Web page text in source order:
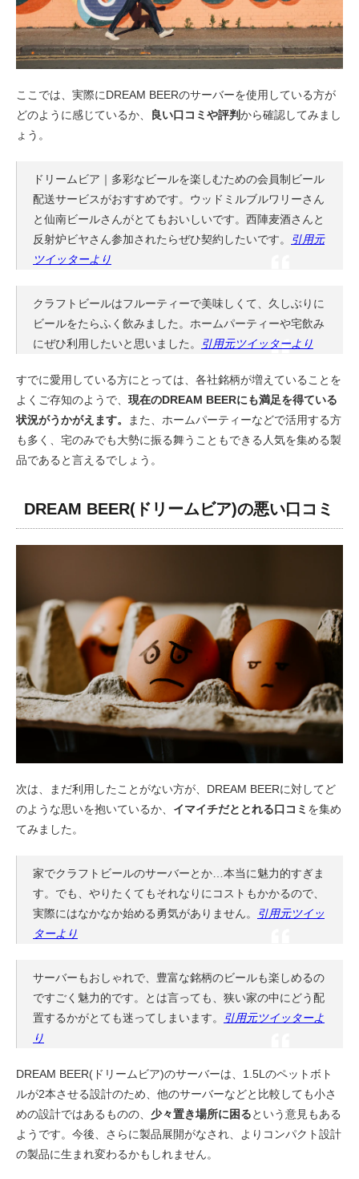
ここでは、実際にDREAM BEERのサーバーを使用している方が
どのように感じているか、
良い口コミや評判から確認してみまし
ょう。
ドリームビア｜多彩なビールを楽しむための会員制ビール
配送サービスがおすすめです。ウッドミルブルワリーさん
と仙南ビールさんがとてもおいしいです。西陣麦酒さんと
反射炉ビヤさん参加されたらぜひ契約したいです。
引用元
ツイッターより
クラフトビールはフルーティーで美味しくて、久しぶりに
ビールをたらふく飲みました。ホームパーティーや宅飲み
にぜひ利用したいと思いました。
引用元ツイッターより
すでに愛用している方にとっては、各社銘柄が増えていることを
よくご存知のようで、 現在のDREAM BEERにも満足を得ている
状況がうかがえます。
また、ホームパーティーなどで活用する方
も多く、宅のみでも大勢に振る舞うこともできる人気を集める製
品であると言えるでしょう。
DREAM BEER(ドリームビア)の悪い口コミ
次は、まだ利用したことがない方が、DREAM BEERに対してど
のような思いを抱いているか、 イマイチだととれる口コミ を集め
てみました。
家でクラフトビールのサーバーとか…本当に魅力的すぎま
す。でも、やりたくてもそれなりにコストもかかるので、
実際にはなかなか始める勇気がありません。
引用元ツイッ
ターより
サーバーもおしゃれで、豊富な銘柄のビールも楽しめるの
ですごく魅力的です。とは言っても、狭い家の中にどう配
置するかがとても迷ってしまいます。
引用元ツイッターよ
り
DREAM BEER(ドリームビア)のサーバーは、1.5Lのペットボト
ルが2本させる設計のため、他のサーバーなどと比較しても小さ
めの設計ではあるものの、 少々置き場所に困るという意見もある
ようです。今後、さらに製品展開がなされ、よりコンパクト設計
の製品に生まれ変わるかもしれません。